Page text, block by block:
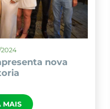
2024
nova
MAIS